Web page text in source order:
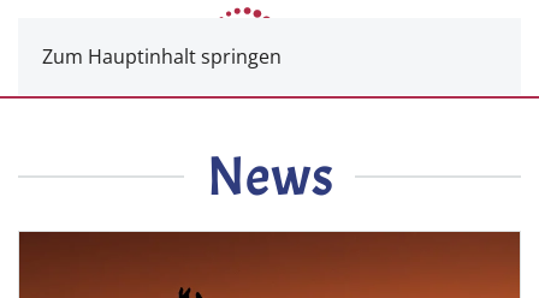
Zum Hauptinhalt springen
News